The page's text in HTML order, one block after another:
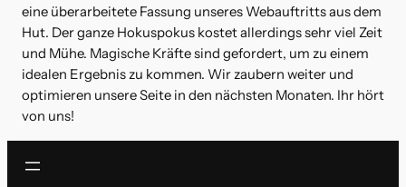
eine überarbeitete Fassung unseres Webauftritts aus dem
Hut. Der ganze Hokuspokus kostet allerdings sehr viel Zeit
und Mühe. Magische Kräfte sind gefordert, um zu einem
idealen Ergebnis zu kommen. Wir zaubern weiter und
optimieren unsere Seite in den nächsten Monaten. Ihr hört
von uns!